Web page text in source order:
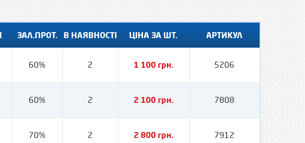
ЗАЛ.ПРОТ. В НАЯВНОСТІ ЦІНА ЗА ШТ. АРТИКУЛ
60% 2 1 100 грн. 5206
60% 2 2 100 грн. 7808
70% 2 2 800 грн. 7912